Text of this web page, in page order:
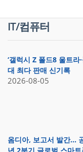
IT/컴퓨터
‘갤럭시 Z 폴드8 울트라
대 최다 판매 신기록
2026-08-05
옴디아, 보고서 발간…
년 2분기 글로벌 스마